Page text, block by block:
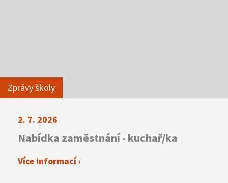
Zprávy školy
2. 7. 2026
Nabídka zaměstnání - kuchař/ka
Více informací ›